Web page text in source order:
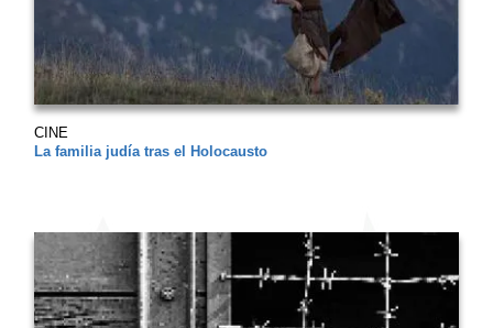
CINE
La familia judía tras el Holocausto